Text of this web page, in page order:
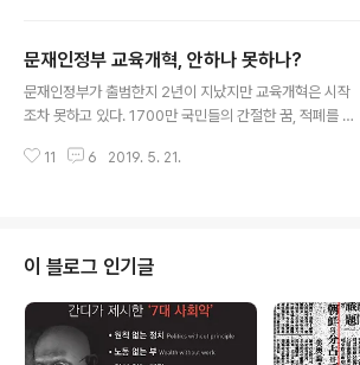
되고 안 지켜도 된 것처럼 믿고 있는 사람들이 늘어나고 있
다. 1. 국가가 교육을 완전히 책임지는 시대를 만들겠습니
다.-국가부담 공교육비 비중 OECD평균까지 - 중앙정부
추진하겠습니다2. 무너지는 교육사다리를 다시 세우겠습
문재인정부 교육개혁, 안하나 못하나?
문재인정부가 출범한지 2년이 지났지만 교육개혁은 시작
조차 못하고 있다. 1700만 국민들의 간절한 꿈, 적폐를 청
왜 교육개혁을 시작도 하지 않고 있는가? 입시제도를 개혁
은 교육개혁에 손도 데지 않고 구경만 하고 있는가? “우리
는 시험 안 봐요. 대학에 가는 시험이 없어요. 오스트리아는
고등학교 졸업하기가 힘들어서 한번 졸업하면 마음대로 어
디든지 들어갈 수 있어요. 그리고 그런 랭킹도 없어요. 좋은
대학교 나쁜 대학교.. 그런 것도 없고, 그래서 저 같은 경우
11 6 2019. 5. 21.
이 블로그 인기글